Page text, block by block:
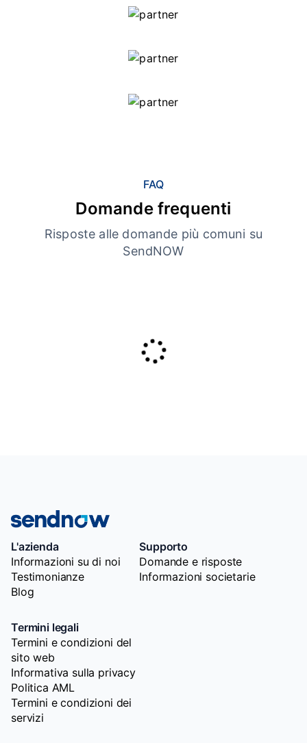
FAQ
Domande frequenti
Risposte alle domande più comuni su
SendNOW
L'azienda
Informazioni su di noi
Testimonianze
Blog
Supporto
Domande e risposte
Informazioni societarie
Termini legali
Termini e condizioni del
sito web
Informativa sulla privacy
Politica AML
Termini e condizioni dei
servizi